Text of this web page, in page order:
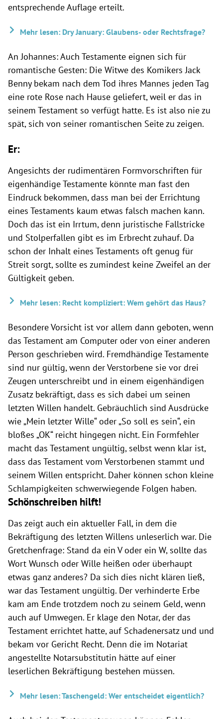
entsprechende Auflage erteilt.
Mehr lesen: Dry January: Glaubens- oder Rechtsfrage?
An Johannes: Auch Testamente eignen sich für
romantische Gesten: Die Witwe des Komikers Jack
Benny bekam nach dem Tod ihres Mannes jeden Tag
eine rote Rose nach Hause geliefert, weil er das in
seinem Testament so verfügt hatte. Es ist also nie zu
spät, sich von seiner romantischen Seite zu zeigen.
Er:
Angesichts der rudimentären Formvorschriften für
eigenhändige Testamente könnte man fast den
Eindruck bekommen, dass man bei der Errichtung
eines Testaments kaum etwas falsch machen kann.
Doch das ist ein Irrtum, denn juristische Fallstricke
und Stolperfallen gibt es im Erbrecht zuhauf. Da
schon der Inhalt eines Testaments oft genug für
Streit sorgt, sollte es zumindest keine Zweifel an der
Gültigkeit geben.
Mehr lesen: Recht kompliziert: Wem gehört das Haus?
Besondere Vorsicht ist vor allem dann geboten, wenn
das Testament am Computer oder von einer anderen
Person geschrieben wird. Fremdhändige Testamente
sind nur gültig, wenn der Verstorbene sie vor drei
Zeugen unterschreibt und in einem eigenhändigen
Zusatz bekräftigt, dass es sich dabei um seinen
letzten Willen handelt. Gebräuchlich sind Ausdrücke
wie „Mein letzter Wille“ oder „So soll es sein“, ein
bloßes „OK“ reicht hingegen nicht. Ein Formfehler
macht das Testament ungültig, selbst wenn klar ist,
dass das Testament vom Verstorbenen stammt und
seinem Willen entspricht. Daher können schon kleine
Schlampigkeiten schwerwiegende Folgen haben.
Schönschreiben hilft!
Das zeigt auch ein aktueller Fall, in dem die
Bekräftigung des letzten Willens unleserlich war. Die
Gretchenfrage: Stand da ein V oder ein W, sollte das
Wort Wunsch oder Wille heißen oder überhaupt
etwas ganz anderes? Da sich dies nicht klären ließ,
war das Testament ungültig. Der verhinderte Erbe
kam am Ende trotzdem noch zu seinem Geld, wenn
auch auf Umwegen. Er klage den Notar, der das
Testament errichtet hatte, auf Schadenersatz und und
bekam vor Gericht Recht. Denn die im Notariat
angestellte Notarsubstitutin hätte auf einer
leserlichen Bekräftigung bestehen müssen.
Mehr lesen: Taschengeld: Wer entscheidet eigentlich?